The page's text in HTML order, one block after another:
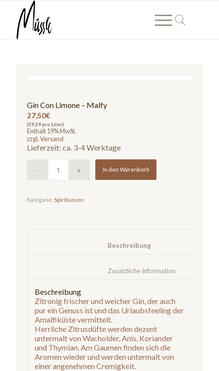
Gin Con Limone – Malfy
27,50€
(39,29 pro Liter)
Enthält 19% MwSt.
zzgl.Versand
Lieferzeit: ca. 3-4 Werktage
In den Warenkorb
Kategorie: Spirituosen
Beschreibung
Zitronig frischer und weicher Gin, der auch
pur ein Genuss ist und das Urlaubsfeeling der
Amalfiküste vermittelt.
Herrliche Zitrusdüfte werden dezent
untermalt von Wacholder, Anis, Koriander
und Thymian. Am Gaumen finden sich die
Aromen wieder und werden untermalt von
einer angenehmen Cremigkeit.